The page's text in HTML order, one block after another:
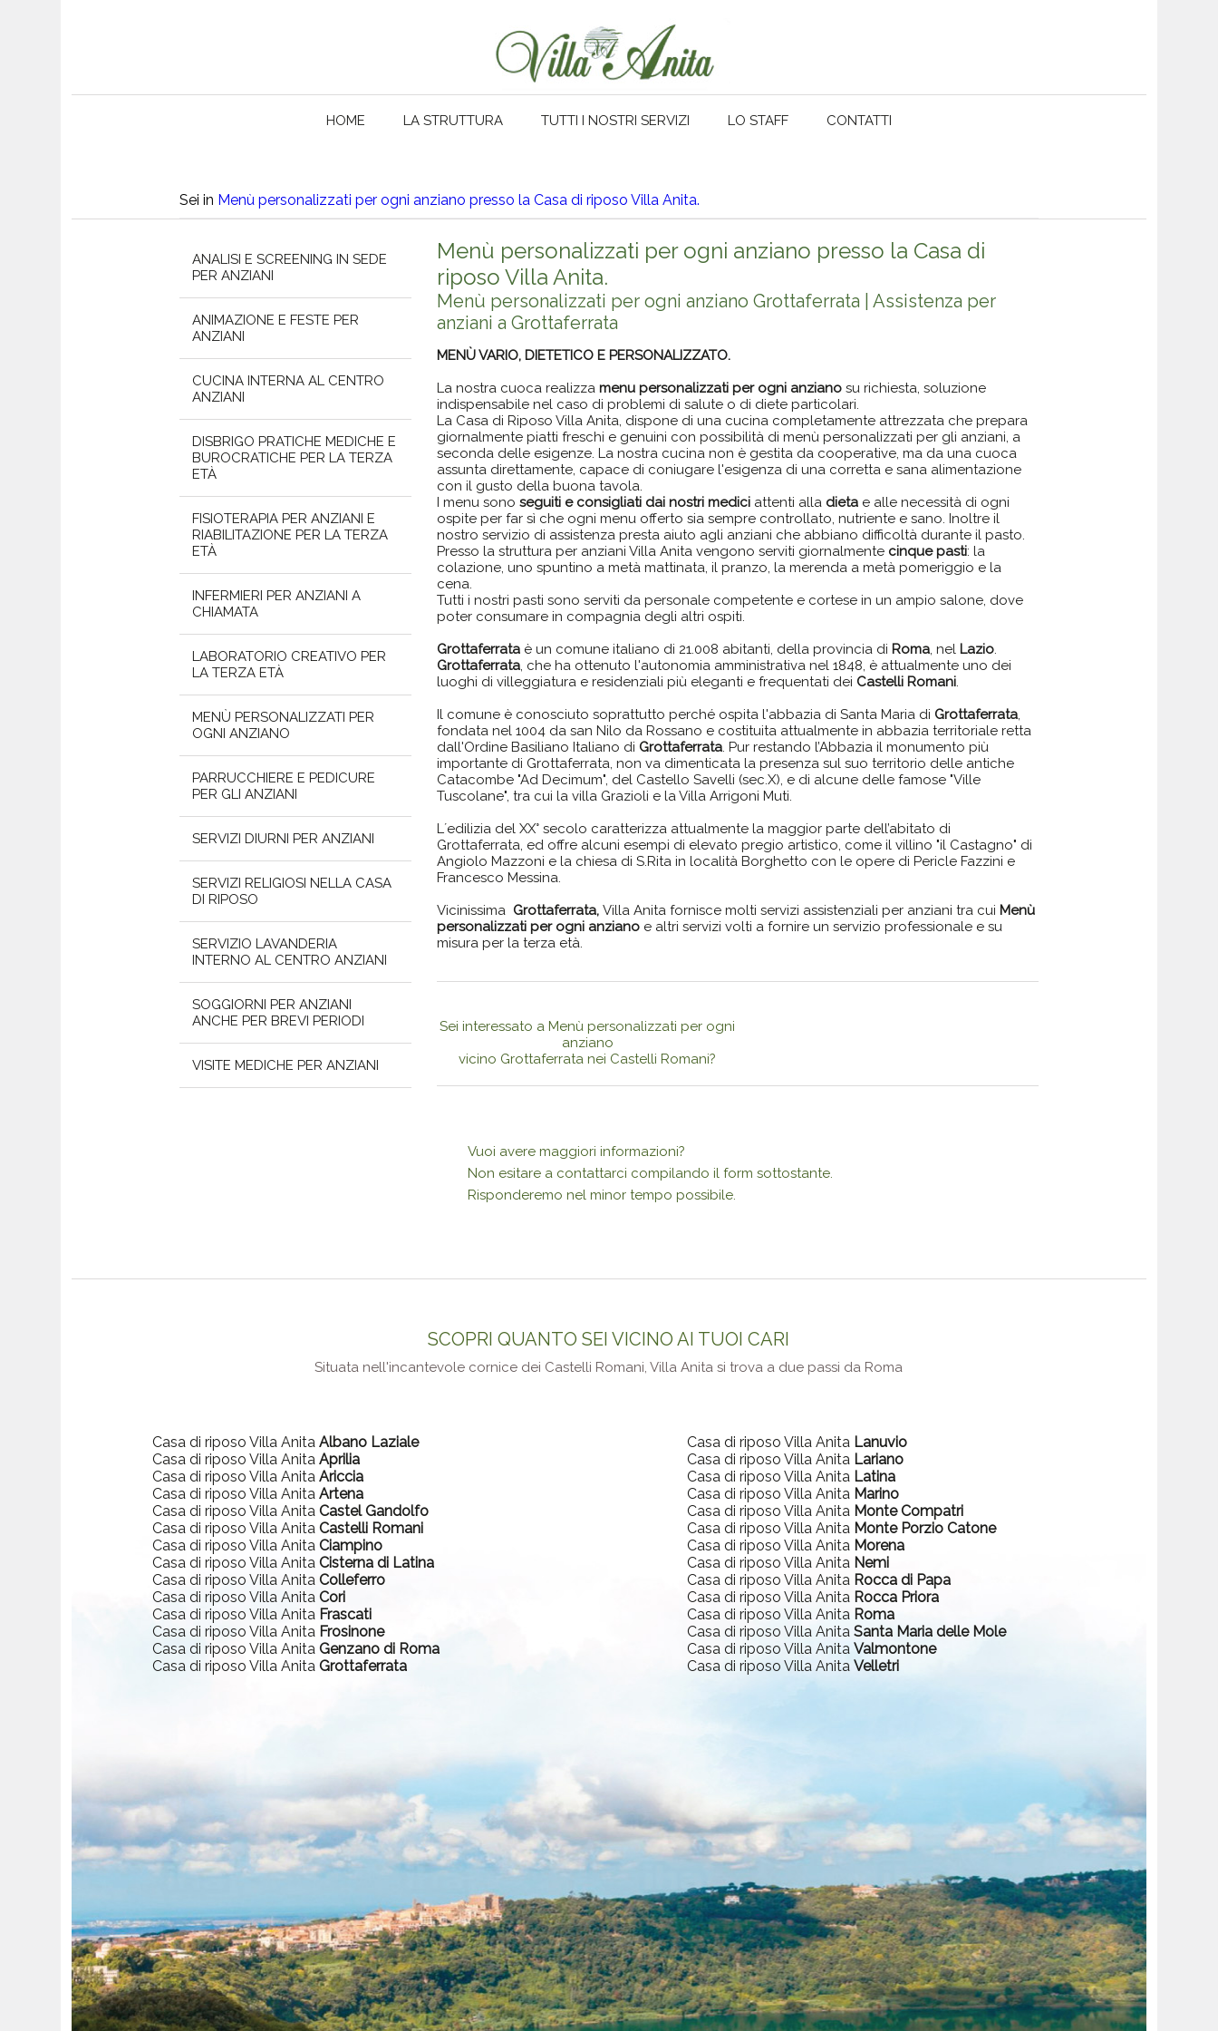
HOME LA STRUTTURA TUTTI I NOSTRI SERVIZI LO STAFF CONTATTI
Sei in Menù personalizzati per ogni anziano presso la Casa di riposo Villa Anita.
ANALISI E SCREENING IN SEDE
PER ANZIANI
ANIMAZIONE E FESTE PER
ANZIANI
CUCINA INTERNA AL CENTRO
ANZIANI
DISBRIGO PRATICHE MEDICHE E
BUROCRATICHE PER LA TERZA
ETÀ
FISIOTERAPIA PER ANZIANI E
RIABILITAZIONE PER LA TERZA
ETÀ
INFERMIERI PER ANZIANI A
CHIAMATA
LABORATORIO CREATIVO PER
LA TERZA ETÀ
MENÙ PERSONALIZZATI PER
OGNI ANZIANO
PARRUCCHIERE E PEDICURE
PER GLI ANZIANI
SERVIZI DIURNI PER ANZIANI
SERVIZI RELIGIOSI NELLA CASA
DI RIPOSO
SERVIZIO LAVANDERIA
INTERNO AL CENTRO ANZIANI
SOGGIORNI PER ANZIANI
ANCHE PER BREVI PERIODI
VISITE MEDICHE PER ANZIANI
Menù personalizzati per ogni anziano presso la Casa di
riposo Villa Anita.
Menù personalizzati per ogni anziano Grottaferrata | Assistenza per
anziani a Grottaferrata
MENÙ VARIO, DIETETICO E PERSONALIZZATO.
La nostra cuoca realizzamenu personalizzati per ogni anziano su richiesta, soluzione
indispensabile nel caso di problemi di salute o di diete particolari.
La Casa di Riposo Villa Anita, dispone di una cucina completamente attrezzata che prepara
giornalmente piatti freschi e genuini con possibilità di menù personalizzati per gli anziani, a
seconda delle esigenze. La nostra cucina non è gestita da cooperative, ma da una cuoca
assunta direttamente, capace di coniugare l'esigenza di una corretta e sana alimentazione
con il gusto della buona tavola.
I menu sonoseguiti e consigliati dai nostri medici attenti alla dieta e alle necessità di ogni
ospite per far sì che ogni menu offerto sia sempre controllato, nutriente e sano. Inoltre il
nostro servizio di assistenza presta aiuto agli anziani che abbiano difficoltà durante il pasto.
Presso la struttura per anziani Villa Anita vengono serviti giornalmente cinque pasti: la
colazione, uno spuntino a metà mattinata, il pranzo, la merenda a metà pomeriggio e la
cena.
Tutti i nostri pasti sono serviti da personale competente e cortese in un ampio salone, dove
poter consumare in compagnia degli altri ospiti.
Grottaferrata è un comune italiano di 21.008 abitanti, della provincia di Roma, nel Lazio.
Grottaferrata, che ha ottenuto l'autonomia amministrativa nel 1848, è attualmente uno dei
luoghi di villeggiatura e residenziali più eleganti e frequentati dei Castelli Romani.
Il comune è conosciuto soprattutto perché ospita l'abbazia di Santa Maria di Grottaferrata,
fondata nel 1004 da san Nilo da Rossano e costituita attualmente in abbazia territoriale retta
dall'Ordine Basiliano Italiano di Grottaferrata. Pur restando l’Abbazia il monumento più
importante di Grottaferrata, non va dimenticata la presenza sul suo territorio delle antiche
Catacombe "Ad Decimum", del Castello Savelli (sec.X), e di alcune delle famose "Ville
Tuscolane", tra cui la villa Grazioli e la Villa Arrigoni Muti.
L´edilizia del XX° secolo caratterizza attualmente la maggior parte dell’abitato di
Grottaferrata, ed offre alcuni esempi di elevato pregio artistico, come il villino "il Castagno" di
Angiolo Mazzoni e la chiesa di S.Rita in località Borghetto con le opere di Pericle Fazzini e
Francesco Messina.
Vicinissima Grottaferrata, Villa Anita fornisce molti servizi assistenziali per anziani tra cui Menù
personalizzati per ogni anziano e altri servizi volti a fornire un servizio professionale e su
misura per la terza età.
Sei interessato a Menù personalizzati per ogni
anziano
vicino Grottaferrata nei Castelli Romani?
Vuoi avere maggiori informazioni?
Non esitare a contattarci compilando il form sottostante.
Risponderemo nel minor tempo possibile.
SCOPRI QUANTO SEI VICINO AI TUOI CARI
Situata nell'incantevole cornice dei Castelli Romani, Villa Anita si trova a due passi da Roma
Casa di riposo Villa Anita Albano Laziale
Casa di riposo Villa Anita Aprilia
Casa di riposo Villa Anita Ariccia
Casa di riposo Villa Anita Artena
Casa di riposo Villa Anita Castel Gandolfo
Casa di riposo Villa Anita Castelli Romani
Casa di riposo Villa Anita Ciampino
Casa di riposo Villa Anita Cisterna di Latina
Casa di riposo Villa Anita Colleferro
Casa di riposo Villa Anita Cori
Casa di riposo Villa Anita Frascati
Casa di riposo Villa Anita Frosinone
Casa di riposo Villa Anita Genzano di Roma
Casa di riposo Villa Anita Grottaferrata
Casa di riposo Villa Anita Lanuvio
Casa di riposo Villa Anita Lariano
Casa di riposo Villa Anita Latina
Casa di riposo Villa Anita Marino
Casa di riposo Villa Anita Monte Compatri
Casa di riposo Villa Anita Monte Porzio Catone
Casa di riposo Villa Anita Morena
Casa di riposo Villa Anita Nemi
Casa di riposo Villa Anita Rocca di Papa
Casa di riposo Villa Anita Rocca Priora
Casa di riposo Villa Anita Roma
Casa di riposo Villa AnitaSanta Maria delle Mole
Casa di riposo Villa AnitaValmontone
Casa di riposo Villa AnitaVelletri